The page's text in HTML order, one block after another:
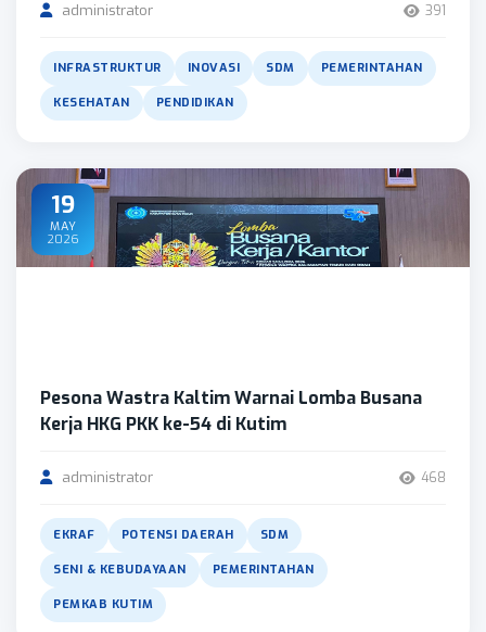
administrator 391
INFRASTRUKTUR INOVASI SDM PEMERINTAHAN
KESEHATAN PENDIDIKAN
19
MAY
2026
Pesona Wastra Kaltim Warnai Lomba Busana
Kerja HKG PKK ke-54 di Kutim
administrator 468
EKRAF POTENSI DAERAH SDM
SENI & KEBUDAYAAN PEMERINTAHAN
PEMKAB KUTIM